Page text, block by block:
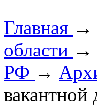
Главная →
области →
РФ →
вакантной